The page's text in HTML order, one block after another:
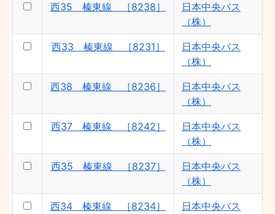
群大病院〜高崎駅前線 - 群馬中央バス
西38 榛東線 ［8235］ - 日本中央バス
（株）
前橋線：前橋駅〜医療センター - 関越交通
（株）
西35 榛東線 ［8238］
日本中央バス
（株）
西33 榛東線 ［8231］
日本中央バス
（株）
西38 榛東線 ［8236］
日本中央バス
（株）
西37 榛東線 ［8242］
日本中央バス
（株）
西35 榛東線 ［8237］
日本中央バス
（株）
西34 榛東線 ［8234］
日本中央バス